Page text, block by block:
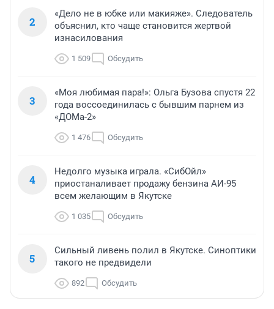
2
«Дело не в юбке или макияже». Следователь
объяснил, кто чаще становится жертвой
изнасилования
1 509 Обсудить
3
«Моя любимая пара!»: Ольга Бузова спустя 22
года воссоединилась с бывшим парнем из
«ДОМа-2»
1 476 Обсудить
4
Недолго музыка играла. «СибОйл»
приостаналивает продажу бензина АИ-95
всем желающим в Якутске
1 035 Обсудить
5
Сильный ливень полил в Якутске. Синоптики
такого не предвидели
892 Обсудить